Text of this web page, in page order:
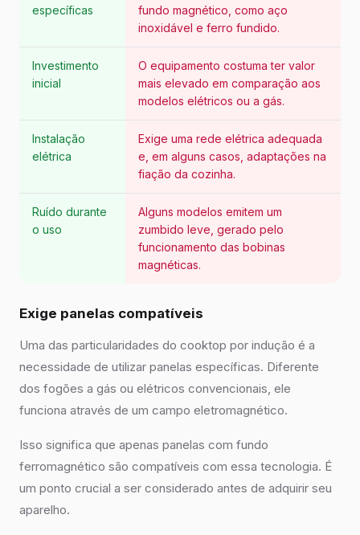
específicas
fundo magnético, como aço
inoxidável e ferro fundido.
Investimento
inicial
O equipamento costuma ter valor
mais elevado em comparação aos
modelos elétricos ou a gás.
Instalação
elétrica
Exige uma rede elétrica adequada
e, em alguns casos, adaptações na
fiação da cozinha.
Ruído durante
o uso
Alguns modelos emitem um
zumbido leve, gerado pelo
funcionamento das bobinas
magnéticas.
Exige panelas compatíveis
Uma das particularidades do cooktop por indução é a
necessidade de utilizar panelas específicas. Diferente
dos fogões a gás ou elétricos convencionais, ele
funciona através de um campo eletromagnético.
Isso significa que apenas panelas com fundo
ferromagnético são compatíveis com essa tecnologia. É
um ponto crucial a ser considerado antes de adquirir seu
aparelho.